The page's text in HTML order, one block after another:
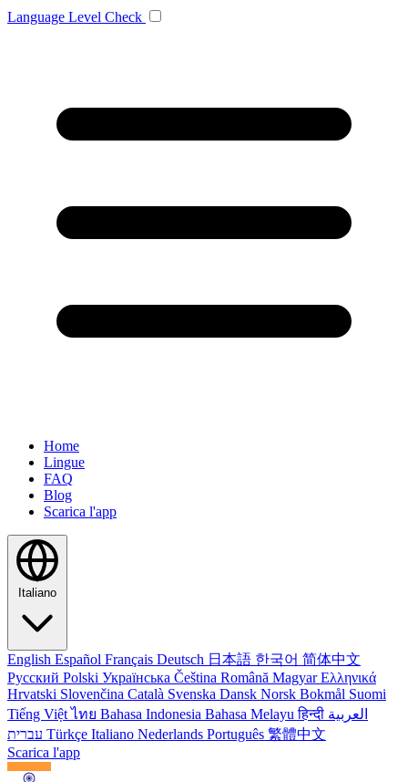
Language Level Check
Home
Lingue
FAQ
Blog
Scarica l'app
Italiano
English Español Français Deutsch 日本語 한국어 简体中文
Русский Polski Українська Čeština Română MagyarΕλληνικά
Hrvatski Slovenčina Català Svenska Dansk Norsk Bokmål Suomi
Tiếng Việtไทย Bahasa Indonesia Bahasa Melayuहिन्दी العربية
Türkçe Italiano Nederlands Português 繁體中文
Scarica l'app